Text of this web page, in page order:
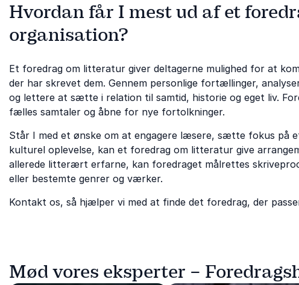
Hvordan får I mest ud af et
organisation?
Et foredrag om litteratur giver deltagerne mulighed for at
der har skrevet dem. Gennem personlige fortællinger,
og lettere at sætte i relation til samtid, historie og eget liv.
fælles samtaler og åbne for nye fortolkninger.
Står I med et ønske om at engagere læsere, sætte fokus på
kulturel oplevelse, kan et foredrag om litteratur give
allerede litterært erfarne, kan foredraget målrettes
eller bestemte genrer og værker.
Kontakt os, så hjælper vi med at finde det foredrag, der
Mød vores eksperter –